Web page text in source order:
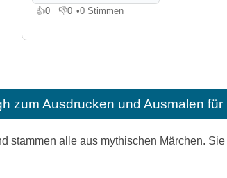
👍0
Gefällt mir
👎0
Gefällt mir nicht
•0 Stimmen
zum Ausdrucken und Ausmalen für
stammen alle aus mythischen Märchen.